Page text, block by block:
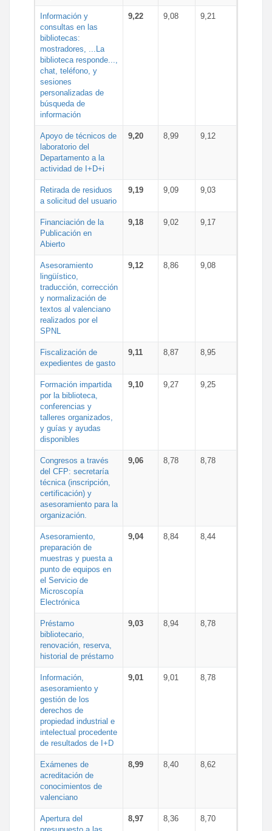
Información y
consultas en las
bibliotecas:
mostradores, ...La
biblioteca responde...,
chat, teléfono, y
sesiones
personalizadas de
búsqueda de
información
9,22 9,08 9,21
Apoyo de técnicos de
laboratorio del
Departamento a la
actividad de I+D+i
9,20 8,99 9,12
Retirada de residuos
a solicitud del usuario
9,19 9,09 9,03
Financiación de la
Publicación en
Abierto
9,18 9,02 9,17
Asesoramiento
lingüístico,
traducción, corrección
y normalización de
textos al valenciano
realizados por el
SPNL
9,12 8,86 9,08
Fiscalización de
expedientes de gasto
9,11 8,87 8,95
Formación impartida
por la biblioteca,
conferencias y
talleres organizados,
y guías y ayudas
disponibles
9,10 9,27 9,25
Congresos a través
del CFP: secretaría
técnica (inscripción,
certificación) y
asesoramiento para la
organización.
9,06 8,78 8,78
Asesoramiento,
preparación de
muestras y puesta a
punto de equipos en
el Servicio de
Microscopía
Electrónica
9,04 8,84 8,44
Préstamo
bibliotecario,
renovación, reserva,
historial de préstamo
9,03 8,94 8,78
Información,
asesoramiento y
gestión de los
derechos de
propiedad industrial e
intelectual procedente
de resultados de I+D
9,01 9,01 8,78
Exámenes de
acreditación de
conocimientos de
valenciano
8,99 8,40 8,62
Apertura del
presupuesto a las
8,97 8,36 8,70